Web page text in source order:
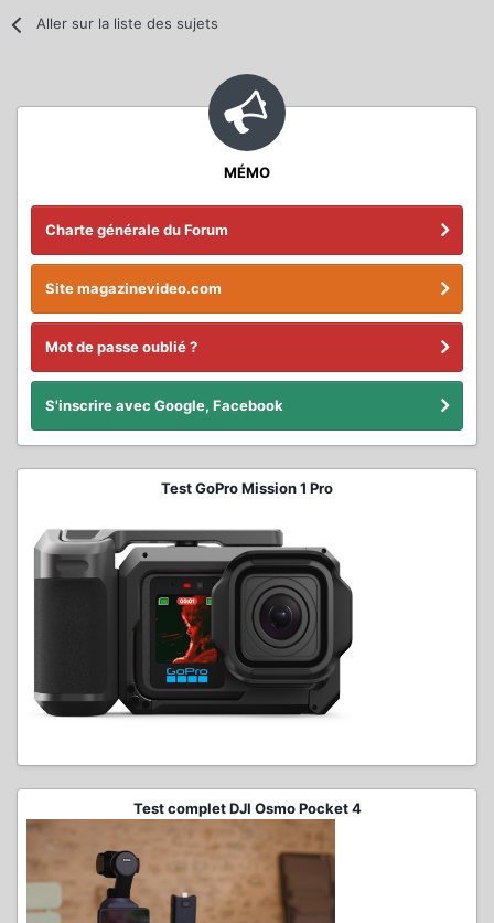
Aller sur la liste des sujets
MÉMO
Charte générale du Forum
Site magazinevideo.com
Mot de passe oublié ?
S'inscrire avec Google, Facebook
Test GoPro Mission 1 Pro
Test complet DJI Osmo Pocket 4